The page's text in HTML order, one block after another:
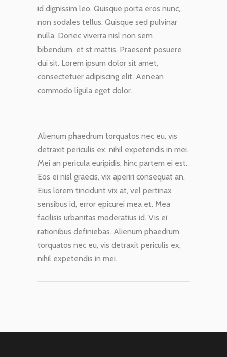
id dignissim leo. Quisque porta eros nunc,
non sodales tellus. Quisque sed pulvinar
nulla. Donec viverra nisl non sem
bibendum, et st mattis. Praesent posuere
dui sit. Lorem ipsum dolor sit amet,
consectetuer adipiscing elit. Aenean
commodo ligula eget dolor.
Alienum phaedrum torquatos nec eu, vis
detraxit periculis ex, nihil expetendis in mei.
Mei an pericula euripidis, hinc partem ei est.
Eos ei nisl graecis, vix aperiri consequat an.
Eius lorem tincidunt vix at, vel pertinax
sensibus id, error epicurei mea et. Mea
facilisis urbanitas moderatius id. Vis ei
rationibus definiebas. Alienum phaedrum
torquatos nec eu, vis detraxit periculis ex,
nihil expetendis in mei.